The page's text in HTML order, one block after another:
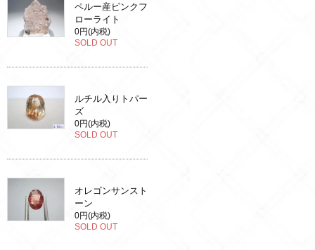
ペルー産ピンクフ
ローライト
0円(内税)
SOLD OUT
ルチル入りトパー
ズ
0円(内税)
SOLD OUT
オレゴンサンスト
ーン
0円(内税)
SOLD OUT